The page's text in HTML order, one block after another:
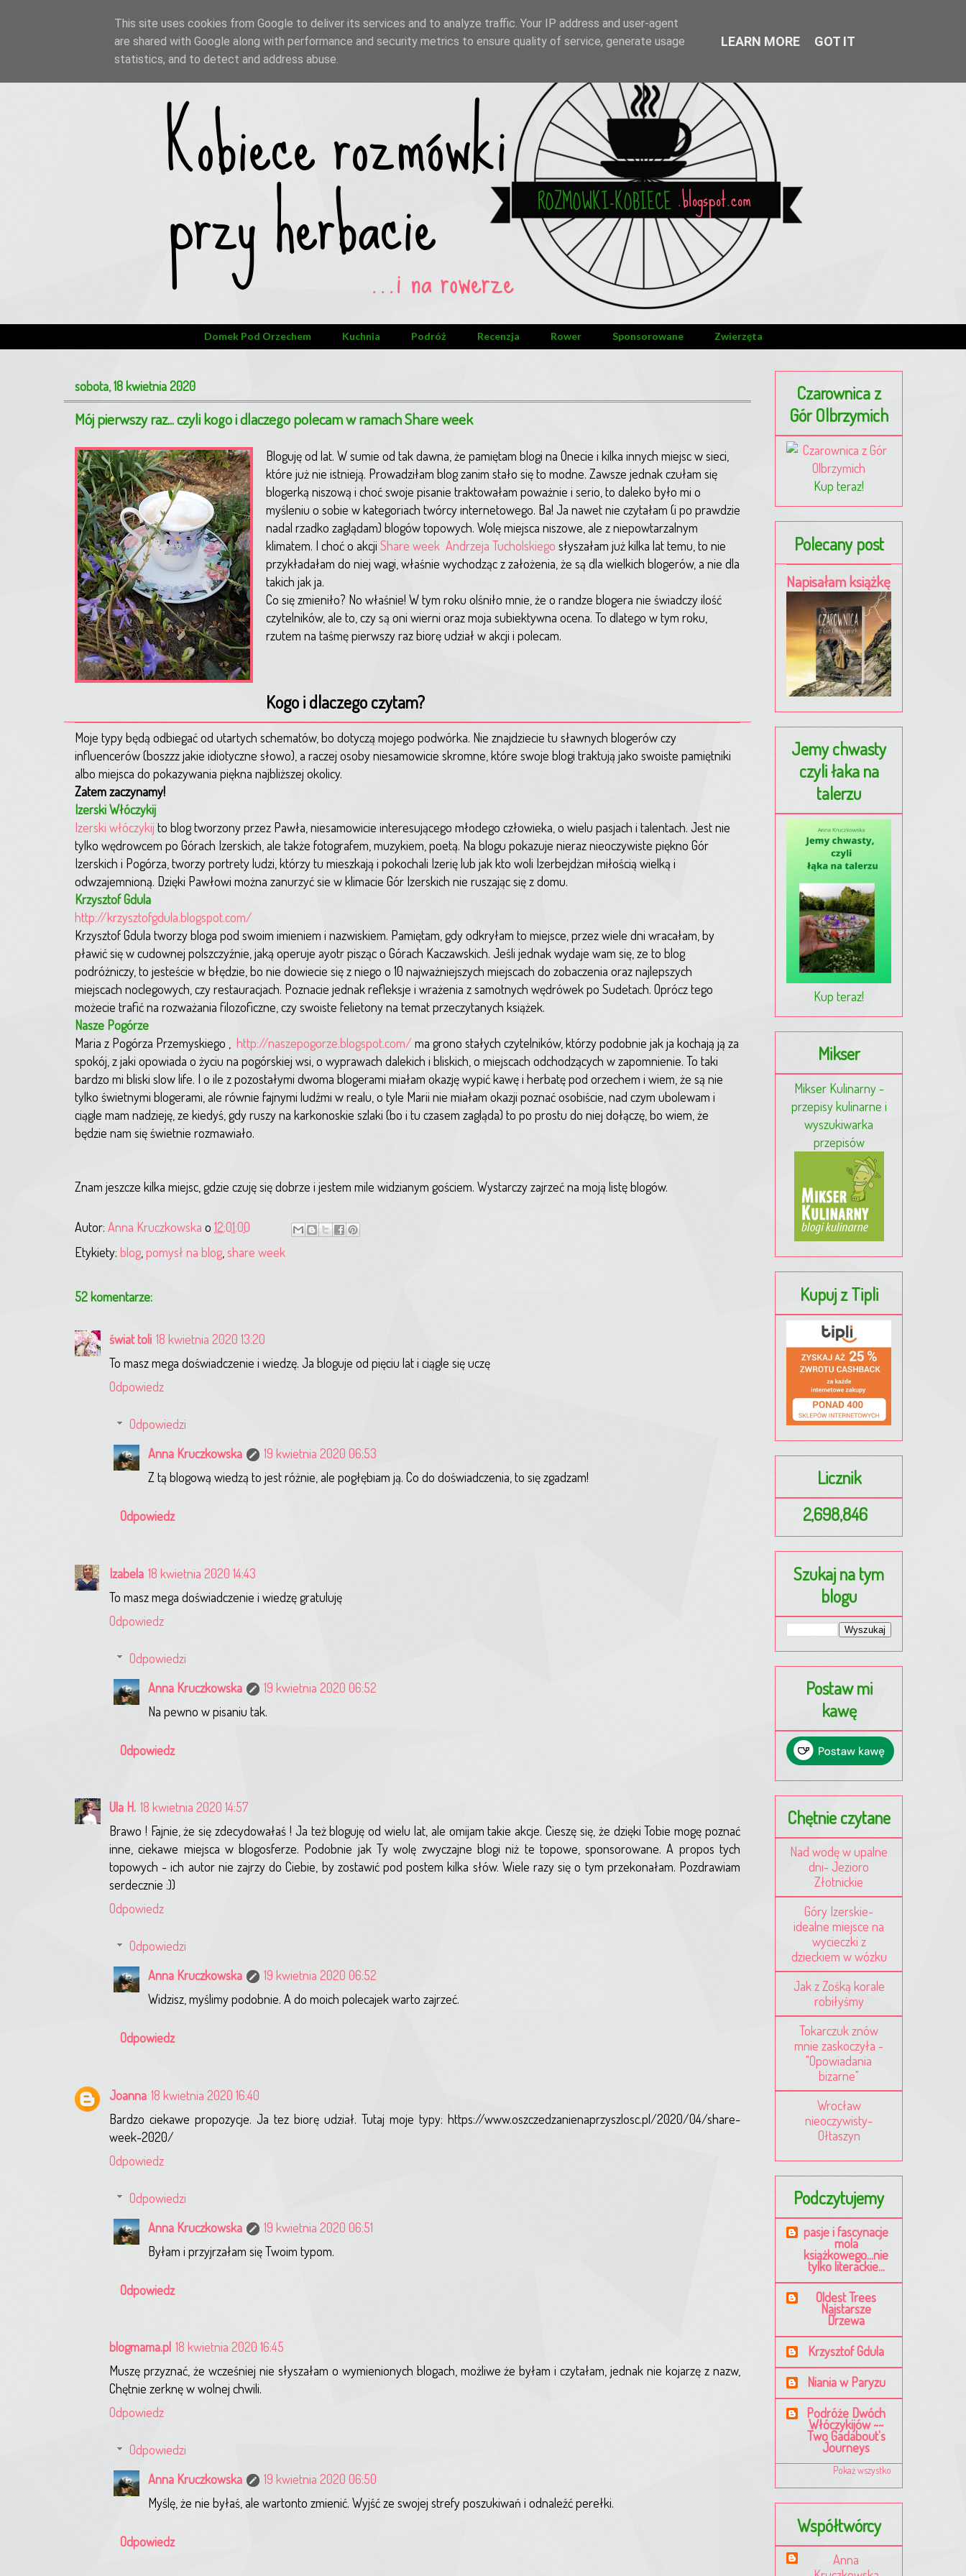
Domek Pod Orzechem Kuchnia Podróż Recenzja Rower Sponsorowane Zwierzęta
sobota, 18 kwietnia 2020
Mój pierwszy raz... czyli kogo i dlaczego polecam w ramach Share week
Bloguję od lat. W sumie od tak dawna, że pamiętam blogi na Onecie i kilka innych miejsc w sieci,
które już nie istnieją. Prowadziłam blog zanim stało się to modne. Zawsze jednak czułam się
blogerką niszową i choć swoje pisanie traktowałam poważnie i serio, to daleko było mi o
myśleniu o sobie w kategoriach twórcy internetowego. Ba! Ja nawet nie czytałam (i po prawdzie
nadal rzadko zaglądam) blogów topowych. Wolę miejsca niszowe, ale z niepowtarzalnym
klimatem. I choć o akcji Share week Andrzeja Tucholskiego słyszałam już kilka lat temu, to nie
przykładałam do niej wagi, właśnie wychodząc z założenia, że są dla wielkich blogerów, a nie dla
takich jak ja.
Co się zmieniło? No właśnie! W tym roku olśniło mnie, że o randze blogera nie świadczy ilość
czytelników, ale to, czy są oni wierni oraz moja subiektywna ocena. To dlatego w tym roku,
rzutem na taśmę pierwszy raz biorę udział w akcji i polecam.
Kogo i dlaczego czytam?
Moje typy będą odbiegać od utartych schematów, bo dotyczą mojego podwórka. Nie znajdziecie tu sławnych blogerów czy
influencerów (boszzz jakie idiotyczne słowo), a raczej osoby niesamowicie skromne, które swoje blogi traktują jako swoiste pamiętniki
albo miejsca do pokazywania piękna najbliższej okolicy.
Zatem zaczynamy!
Izerski Włóczykij
Izerski włóczykij to blog tworzony przez Pawła, niesamowicie interesującego młodego człowieka, o wielu pasjach i talentach. Jest nie
tylko wędrowcem po Górach Izerskich, ale także fotografem, muzykiem, poetą. Na blogu pokazuje nieraz nieoczywiste piękno Gór
Izerskich i Pogórza, tworzy portrety ludzi, którzy tu mieszkają i pokochali Izerię lub jak kto woli Izerbejdżan miłością wielką i
odwzajemnioną. Dzięki Pawłowi można zanurzyć sie w klimacie Gór Izerskich nie ruszając się z domu.
Krzysztof Gdula
http://krzysztofgdula.blogspot.com/
Krzysztof Gdula tworzy bloga pod swoim imieniem i nazwiskiem. Pamiętam, gdy odkryłam to miejsce, przez wiele dni wracałam, by
pławić się w cudownej polszczyźnie, jaką operuje ayotr pisząc o Górach Kaczawskich. Jeśli jednak wydaje wam się, ze to blog
podróżniczy, to jesteście w błędzie, bo nie dowiecie się z niego o 10 najważniejszych miejscach do zobaczenia oraz najlepszych
miejscach noclegowych, czy restauracjach. Poznacie jednak refleksje i wrażenia z samotnych wędrówek po Sudetach. Oprócz tego
możecie trafić na rozważania filozoficzne, czy swoiste felietony na temat przeczytanych książek.
Nasze Pogórze
Maria z Pogórza Przemyskiego , http://naszepogorze.blogspot.com/ ma grono stałych czytelników, którzy podobnie jak ja kochają ją za
spokój, z jaki opowiada o życiu na pogórskiej wsi, o wyprawach dalekich i bliskich, o miejscach odchodzących w zapomnienie. To taki
bardzo mi bliski slow life. I o ile z pozostałymi dwoma blogerami miałam okazję wypić kawę i herbatę pod orzechem i wiem, że są nie
tylko świetnymi blogerami, ale równie fajnymi ludźmi w realu, o tyle Marii nie miałam okazji poznać osobiście, nad czym ubolewam i
ciągle mam nadzieję, ze kiedyś, gdy ruszy na karkonoskie szlaki (bo i tu czasem zagląda) to po prostu do niej dołączę, bo wiem, że
będzie nam się świetnie rozmawiało.
Znam jeszcze kilka miejsc, gdzie czuję się dobrze i jestem mile widzianym gościem. Wystarczy zajrzeć na moją listę blogów.
Autor: Anna Kruczkowska o 12:01:00
Etykiety: blog, pomysł na blog, share week
52 komentarze:
świat toli 18 kwietnia 2020 13:20
To masz mega doświadczenie i wiedzę. Ja bloguje od pięciu lat i ciągle się uczę
Odpowiedz
Odpowiedzi
Anna Kruczkowska
19 kwietnia 2020 06:53
Z tą blogową wiedzą to jest różnie, ale pogłębiam ją. Co do doświadczenia, to się zgadzam!
Odpowiedz
Izabela 18 kwietnia 2020 14:43
To masz mega doświadczenie i wiedzę gratuluję
Odpowiedz
Odpowiedzi
Anna Kruczkowska
19 kwietnia 2020 06:52
Na pewno w pisaniu tak.
Odpowiedz
Ula H. 18 kwietnia 2020 14:57
Brawo ! Fajnie, że się zdecydowałaś ! Ja też bloguję od wielu lat, ale omijam takie akcje. Cieszę się, że dzięki Tobie mogę poznać
inne, ciekawe miejsca w blogosferze. Podobnie jak Ty wolę zwyczajne blogi niż te topowe, sponsorowane. A propos tych
topowych - ich autor nie zajrzy do Ciebie, by zostawić pod postem kilka słów. Wiele razy się o tym przekonałam. Pozdrawiam
serdecznie :))
Odpowiedz
Odpowiedzi
Anna Kruczkowska
19 kwietnia 2020 06:52
Widzisz, myślimy podobnie. A do moich polecajek warto zajrzeć.
Odpowiedz
Joanna 18 kwietnia 2020 16:40
Bardzo ciekawe propozycje. Ja tez biorę udział. Tutaj moje typy: https://www.oszczedzanienaprzyszlosc.pl/2020/04/share-
week-2020/
Odpowiedz
Odpowiedzi
Anna Kruczkowska
19 kwietnia 2020 06:51
Byłam i przyjrzałam się Twoim typom.
Odpowiedz
blogmama.pl 18 kwietnia 2020 16:45
Muszę przyznać, że wcześniej nie słyszałam o wymienionych blogach, możliwe że byłam i czytałam, jednak nie kojarzę z nazw,
Chętnie zerknę w wolnej chwili.
Odpowiedz
Odpowiedzi
Anna Kruczkowska
19 kwietnia 2020 06:50
Myślę, że nie byłaś, ale wartonto zmienić. Wyjść ze swojej strefy poszukiwań i odnaleźć perełki.
Odpowiedz
Czarownica z
Gór Olbrzymich
Kup teraz!
Polecany post
Napisałam książkę
Jemy chwasty
czyli łaka na
talerzu
Kup teraz!
Mikser
Mikser Kulinarny -
przepisy kulinarne i
wyszukiwarka
przepisów
Kupuj z Tipli
Licznik
2,698,846
Szukaj na tym
blogu
Postaw mi
kawę
Chętnie czytane
Nad wodę w upalne
dni- Jezioro
Złotnickie
Góry Izerskie-
idealne miejsce na
wycieczki z
dzieckiem w wózku
Jak z Zośką korale
robiłyśmy
Tokarczuk znów
mnie zaskoczyła -
"Opowiadania
bizarne"
Wrocław
nieoczywisty-
Ołtaszyn
Podczytujemy
pasje i fascynacje
mola
książkowego...nie
tylko literackie...
Oldest Trees
Najstarsze
Drzewa
Krzysztof Gdula
Niania w Paryzu
Podróże Dwóch
Włóczykijów ~~
Two Gadabout's
Journeys
Pokaż wszystko
Współtwórcy
Anna
This site uses cookies from Google to deliver its services and to analyze traffic. Your IP address and user-agent
are shared with Google along with performance and security metrics to ensure quality of service, generate usage
statistics, and to detect and address abuse.
LEARN MORE GOT IT